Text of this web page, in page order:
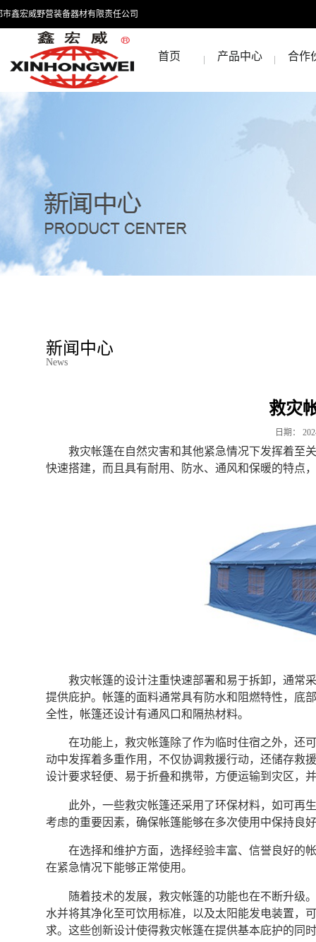
市鑫宏威野营装备器材有限责任公司
首页 产品中心 合作
新闻中心
News
救灾
日期：
救灾帐篷在自然灾害和其他紧急情况下发挥着至
快速搭建，而且具有耐用、防水、通风和保暖的特点
救灾帐篷的设计注重快速部署和易于拆卸，通常
提供庇护。帐篷的面料通常具有防水和阻燃特性，底
全性，帐篷还设计有通风口和隔热材料。
在功能上，救灾帐篷除了作为临时住宿之外，还
动中发挥着多重作用，不仅协调救援行动，还储存救
设计要求轻便、易于折叠和携带，方便运输到灾区，
此外，一些救灾帐篷还采用了环保材料，如可再
考虑的重要因素，确保帐篷能够在多次使用中保持良
在选择和维护方面，选择经验丰富、信誉良好的
在紧急情况下能够正常使用。
随着技术的发展，救灾帐篷的功能也在不断升级
水并将其净化至可饮用标准，以及太阳能发电装置，
求。这些创新设计使得救灾帐篷在提供基本庇护的同